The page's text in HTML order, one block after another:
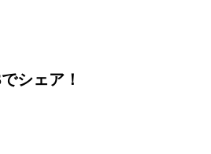
シェア！